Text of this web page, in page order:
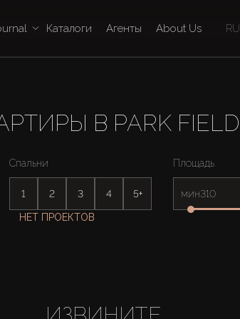
Каталоги Агенты About Us RU
В PARK FIELD
Спальни
1 2 3 4 5+
Площадь
мин
НЕТ ПРОЕКТОВ